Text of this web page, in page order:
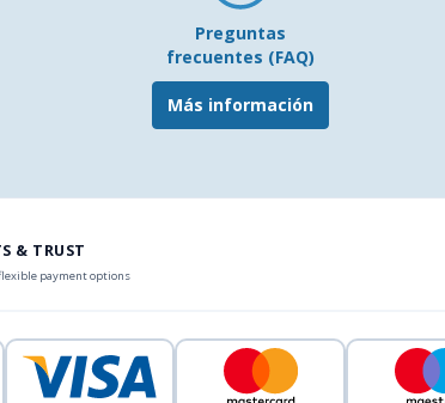
Preguntas
frecuentes (FAQ)
Más información
& TRUST
payment options